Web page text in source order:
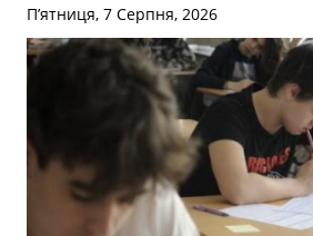
П’ятниця, 7 Серпня, 2026